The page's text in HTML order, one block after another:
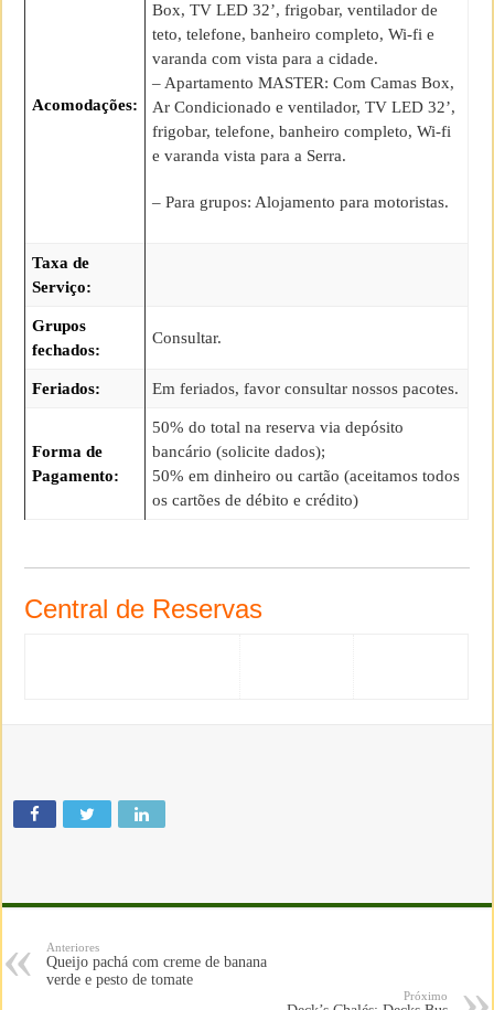
Acomodações:
Box, TV LED 32’, frigobar, ventilador de
teto, telefone, banheiro completo, Wi-fi e
varanda com vista para a cidade.
– Apartamento MASTER: Com Camas Box,
Ar Condicionado e ventilador, TV LED 32’,
frigobar, telefone, banheiro completo, Wi-fi
e varanda vista para a Serra.
– Para grupos: Alojamento para motoristas.
Taxa de
Serviço:
Grupos
fechados:
Consultar.
Feriados: Em feriados, favor consultar nossos pacotes.
Forma de
Pagamento:
50% do total na reserva via depósito
bancário (solicite dados);
50% em dinheiro ou cartão (aceitamos todos
os cartões de débito e crédito)
Central de Reservas
Anteriores
Queijo pachá com creme de banana
verde e pesto de tomate
Próximo